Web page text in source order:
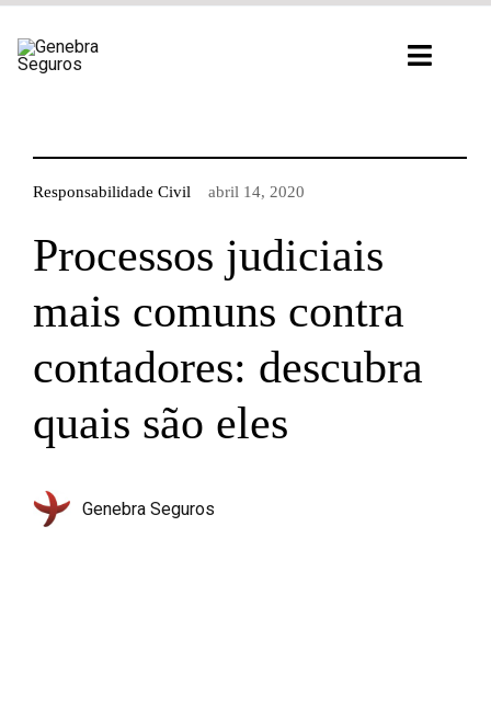
para
Responsabilidade Civil abril 14, 2020
Processos judiciais
mais comuns contra
contadores: descubra
quais são eles
Genebra Seguros